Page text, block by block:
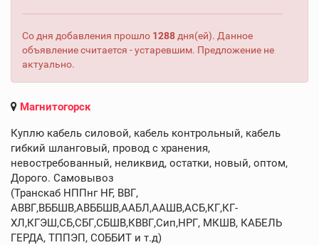
Со дня добавления прошло 1288 дня(ей). Данное
объявление считается - устаревшим. Предложение не
актуально.
Магнитогорск
Куплю кабель силовой, кабель контрольный, кабель
гибкий шланговый, провод с хранения,
невостребованный, неликвид, остатки, новый, оптом,
Дорого. Самовывоз
(Транскаб НППнг HF, ВВГ,
АВВГ,ВББШВ,АВББШВ,ААБЛ,ААШВ,АСБ,КГ,КГ-
ХЛ,КГЭШ,СБ,СБГ,СБШВ,КВВГ,Сип,НРГ, МКШВ, КАБЕЛЬ
ГЕРДА, ТППЭП, СОББИТ и т.д)